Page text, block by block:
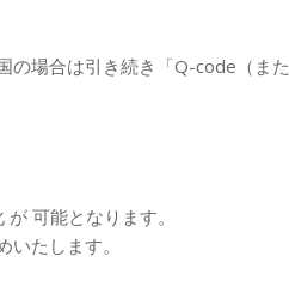
の場合は引き続き「Q-code（また
可能となります。
たします。